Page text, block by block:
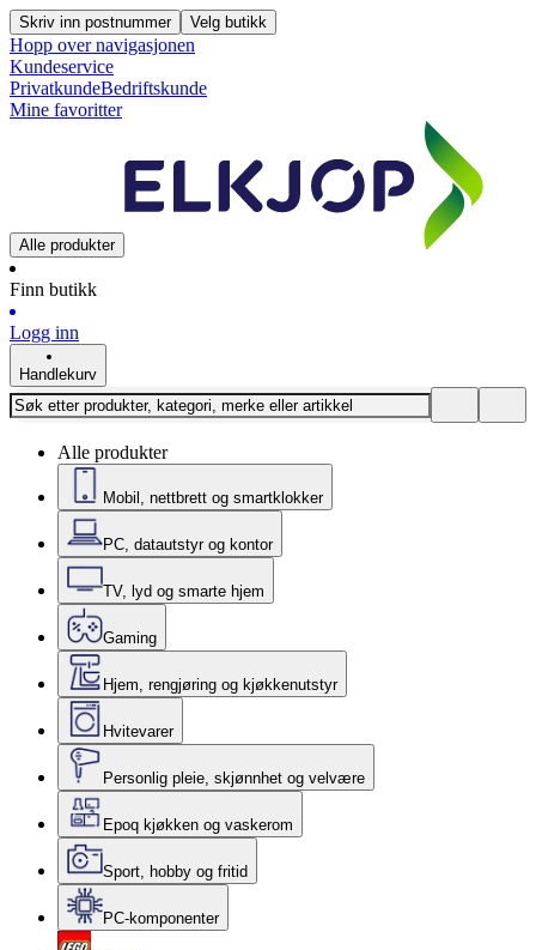
Skriv inn postnummer Velg butikk
Hopp over navigasjonen
Kundeservice
PrivatkundeBedriftskunde
Mine favoritter
Alle produkter
Finn butikk
Logg inn
Handlekurv
Alle produkter
Mobil, nettbrett og smartklokker
PC, datautstyr og kontor
TV, lyd og smarte hjem
Gaming
Hjem, rengjøring og kjøkkenutstyr
Hvitevarer
Personlig pleie, skjønnhet og velvære
Epoq kjøkken og vaskerom
Sport, hobby og fritid
PC-komponenter